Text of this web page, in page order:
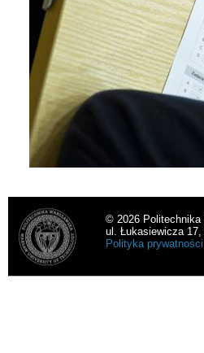
© 2026 Politechnika
ul. Łukasiewicza 17,
Polityka prywatności